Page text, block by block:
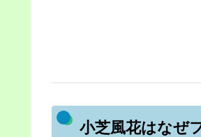
小芝風花はなぜ